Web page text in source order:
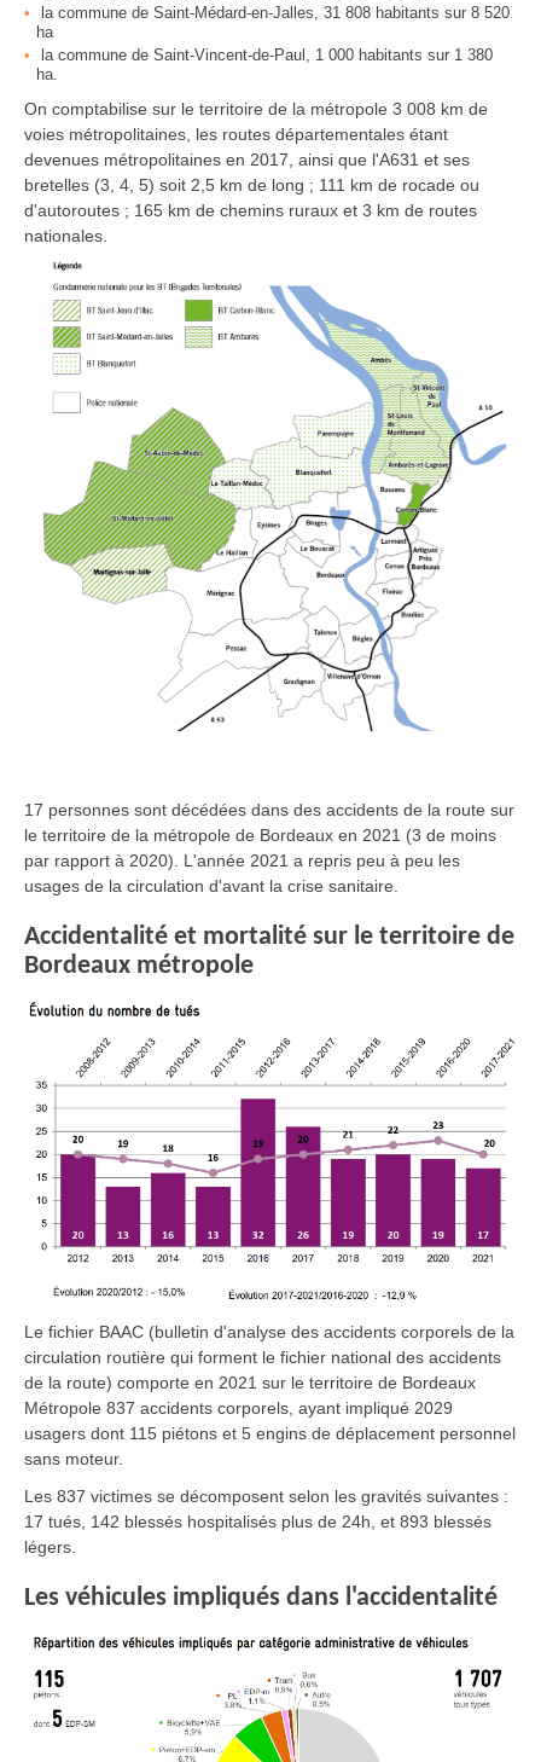
la commune de Saint-Médard-en-Jalles, 31 808 habitants sur 8 520
ha
la commune de Saint-Vincent-de-Paul, 1 000 habitants sur 1 380
ha.
On comptabilise sur le territoire de la métropole 3 008 km de
voies métropolitaines, les routes départementales étant
devenues métropolitaines en 2017, ainsi que l'A631 et ses
bretelles (3, 4, 5) soit 2,5 km de long ; 111 km de rocade ou
d'autoroutes ; 165 km de chemins ruraux et 3 km de routes
nationales.
17 personnes sont décédées dans des accidents de la route sur
le territoire de la métropole de Bordeaux en 2021 (3 de moins
par rapport à 2020). L'année 2021 a repris peu à peu les
usages de la circulation d'avant la crise sanitaire.
Accidentalité et mortalité sur le territoire de
Bordeaux métropole
Le fichier BAAC (bulletin d'analyse des accidents corporels de la
circulation routière qui forment le fichier national des accidents
de la route) comporte en 2021 sur le territoire de Bordeaux
Métropole 837 accidents corporels, ayant impliqué 2029
usagers dont 115 piétons et 5 engins de déplacement personnel
sans moteur.
Les 837 victimes se décomposent selon les gravités suivantes :
17 tués, 142 blessés hospitalisés plus de 24h, et 893 blessés
légers.
Les véhicules impliqués dans l'accidentalité